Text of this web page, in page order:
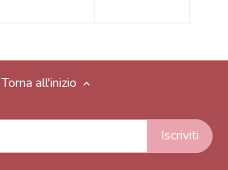
Torna all'inizio